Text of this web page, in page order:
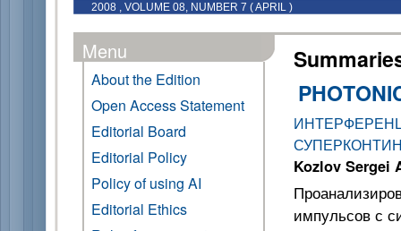
2008 , VOLUME 08, NUMBER 7 ( APRIL )
Menu
About the Edition
Open Access Statement
Editorial Board
Editorial Policy
Policy of using AI
Editorial Ethics
Kozlov Sergei
импульсов с